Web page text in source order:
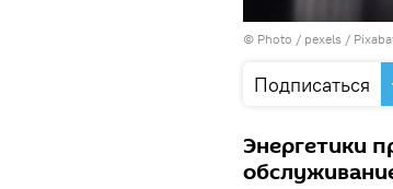
© Photo / pexels /
Подписаться
Энергетики